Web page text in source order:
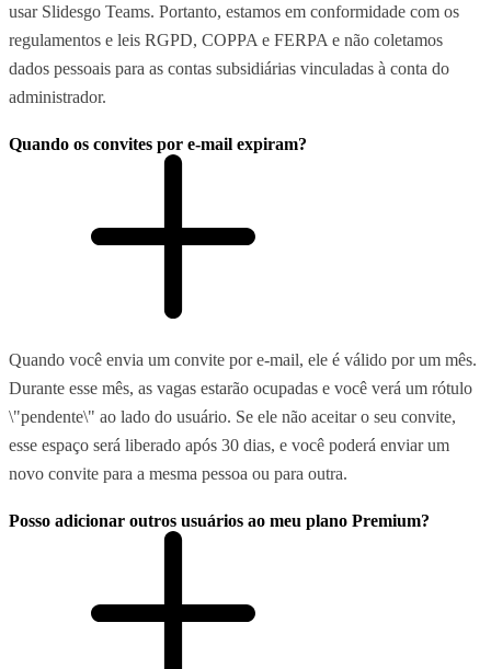
usar Slidesgo Teams. Portanto, estamos em conformidade com os
regulamentos e leis RGPD, COPPA e FERPA e não coletamos
dados pessoais para as contas subsidiárias vinculadas à conta do
administrador.
Quando os convites por e-mail expiram?
Quando você envia um convite por e-mail, ele é válido por um mês.
Durante esse mês, as vagas estarão ocupadas e você verá um rótulo
\"pendente\" ao lado do usuário. Se ele não aceitar o seu convite,
esse espaço será liberado após 30 dias, e você poderá enviar um
novo convite para a mesma pessoa ou para outra.
Posso adicionar outros usuários ao meu plano Premium?